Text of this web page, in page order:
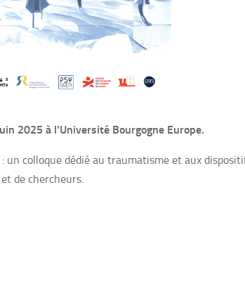
2025 à l’Université Bourgogne Europe.
colloque dédié au traumatisme et aux
de chercheurs.